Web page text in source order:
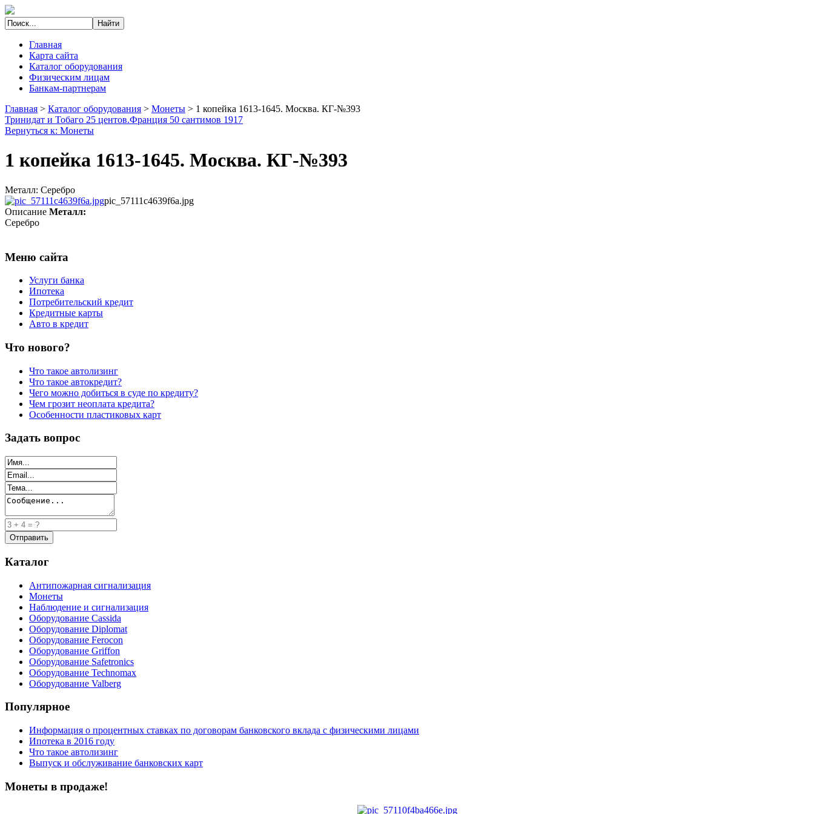
Главная
Карта сайта
Каталог оборудования
Физическим лицам
Банкам-партнерам
Главная > Каталог оборудования > Монеты > 1 копейка 1613-1645. Москва. КГ-№393
Тринидат и Тобаго 25 центов.Франция 50 сантимов 1917
Вернуться к: Монеты
1 копейка 1613-1645. Москва. КГ-№393
Металл: Серебро
pic_57111c4639f6a.jpg
Описание Металл:
Серебро
Меню сайта
Услуги банка
Ипотека
Потребительский кредит
Кредитные карты
Авто в кредит
Что нового?
Что такое автолизинг
Что такое автокредит?
Чего можно добиться в суде по кредиту?
Чем грозит неоплата кредита?
Особенности пластиковых карт
Задать вопрос
Каталог
Антипожарная сигнализация
Монеты
Наблюдение и сигнализация
Оборудование Cassida
Оборудование Diplomat
Оборудование Ferocon
Оборудование Griffon
Оборудование Safetronics
Оборудование Technomax
Оборудование Valberg
Популярное
Информация о процентных ставках по договорам банковского вклада с физическими лицами
Ипотека в 2016 году
Что такое автолизинг
Выпуск и обслуживание банковских карт
Монеты в продаже!